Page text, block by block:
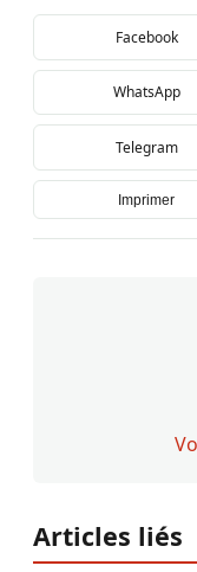
Facebook
WhatsApp
Telegram
Imprimer
Articles liés